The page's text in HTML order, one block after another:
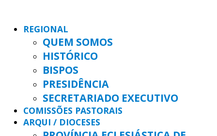
REGIONAL
QUEM SOMOS
HISTÓRICO
BISPOS
PRESIDÊNCIA
SECRETARIADO EXECUTIVO
COMISSÕES PASTORAIS
ARQUI / DIOCESES